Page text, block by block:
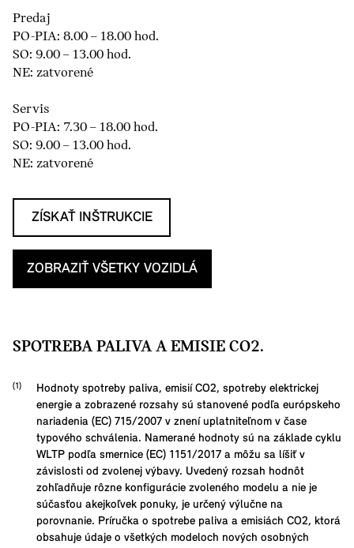
Predaj
PO-PIA: 8.00 – 18.00 hod.
SO: 9.00 – 13.00 hod.
NE: zatvorené
Servis
PO-PIA: 7.30 – 18.00 hod.
SO: 9.00 – 13.00 hod.
NE: zatvorené
ZÍSKAŤ INŠTRUKCIE
ZOBRAZIŤ VŠETKY VOZIDLÁ
SPOTREBA PALIVA A EMISIE CO2.
Hodnoty spotreby paliva, emisií CO2, spotreby elektrickej
energie a zobrazené rozsahy sú stanovené podľa európskeho
nariadenia (EC) 715/2007 v znení uplatniteľnom v čase
typového schválenia. Namerané hodnoty sú na základe cyklu
WLTP podľa smernice (EC) 1151/2017 a môžu sa líšiť v
závislosti od zvolenej výbavy. Uvedený rozsah hodnôt
zohľadňuje rôzne konfigurácie zvoleného modelu a nie je
súčasťou akejkoľvek ponuky, je určený výlučne na
porovnanie. Príručka o spotrebe paliva a emisiách CO2, ktorá
obsahuje údaje o všetkých modeloch nových osobných